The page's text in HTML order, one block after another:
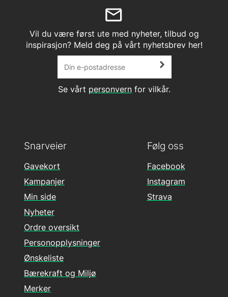
Vil du være først ute med nyheter, tilbud og
inspirasjon? Meld deg på vårt nyhetsbrev her!
Se vårt personvernfor vilkår.
Følg oss
Facebook
Instagram
Strava
Snarveier
Gavekort
Kampanjer
Min side
Nyheter
Ordre oversikt
Personopplysninger
Ønskeliste
Bærekraft og Miljø
Merker